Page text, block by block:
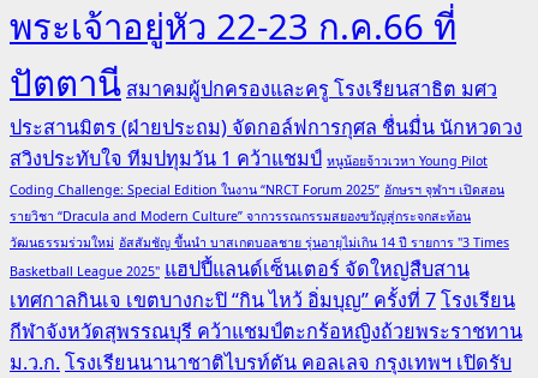
พระเจ้าอยู่หัว 22-23 ก.ค.66 ที่
ปัตตานี สมาคมผู้ปกครองและครู โรงเรียนสาธิต มศว
ประสานมิตร (ฝ่ายประถม) จัดกอล์ฟการกุศล ชื่นมื่น นักหวดวง
สวิงประทับใจ ทีมปทุมวัน 1 คว้าแชมป์ หนูน้อยจ้าวเวหา Young Pilot
Coding Challenge: Special Edition ในงาน “NRCT Forum 2025” อักษรฯ จุฬาฯ เปิดสอน
รายวิชา “Dracula and Modern Culture” จากวรรณกรรมสยองขวัญสู่กระจกสะท้อน
วัฒนธรรมร่วมใหม่ อัสสัมชัญ ขึ้นนำ บาสเกตบอลชาย รุ่นอายุไม่เกิน 14 ปี รายการ "3 Times
Basketball League 2025" แฮปปี้แลนด์เซ็นเตอร์ จัดใหญ่สืบสาน
เทศกาลกินเจ เขตบางกะปิ “กิน ไหว้ อิ่มบุญ” ครั้งที่ 7โรงเรียน
กีฬาจังหวัดสุพรรณบุรี คว้าแชมป์ตะกร้อหญิงถ้วยพระราชทาน
ม.ว.ก.โรงเรียนนานาชาติไบรท์ตัน คอลเลจ กรุงเทพฯ เปิดรับ